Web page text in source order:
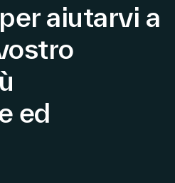
aiutarvi a
ed